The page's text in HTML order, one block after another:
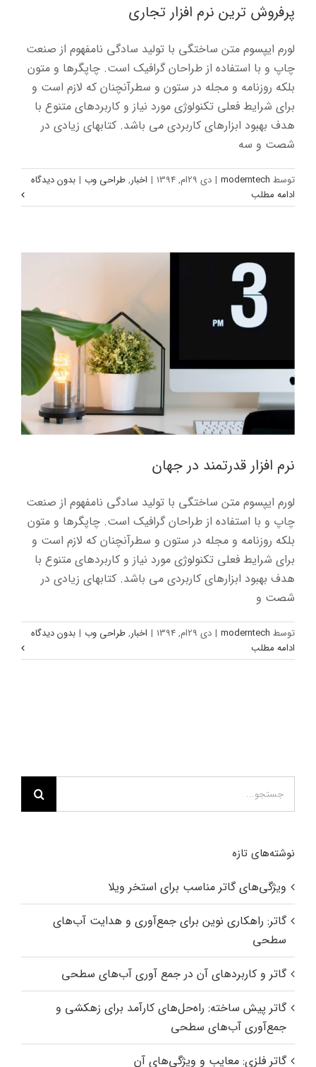
پرفروش ترین نرم افزار تجاری
لورم ایپسوم متن ساختگی با تولید سادگی نامفهوم از صنعت
چاپ و با استفاده از طراحان گرافیک است. چاپگرها و متون
بلکه روزنامه و مجله در ستون و سطرآنچنان که لازم است و
برای شرایط فعلی تکنولوژی مورد نیاز و کاربردهای متنوع با
هدف بهبود ابزارهای کاربردی می باشد. کتابهای زیادی در
شصت و سه
توسط moderntech
| دی 29ام, 1394 | اخبار,طراحی وب | بدون دیدگاه
ادامه مطلب
نرم افزار قدرتمند در جهان
اخبار طراحی وب
نرم افزار قدرتمند در جهان
لورم ایپسوم متن ساختگی با تولید سادگی نامفهوم از صنعت
چاپ و با استفاده از طراحان گرافیک است. چاپگرها و متون
بلکه روزنامه و مجله در ستون و سطرآنچنان که لازم است و
برای شرایط فعلی تکنولوژی مورد نیاز و کاربردهای متنوع با
هدف بهبود ابزارهای کاربردی می باشد. کتابهای زیادی در
شصت و
توسط moderntech
| دی 29ام, 1394 | اخبار,طراحی وب | بدون دیدگاه
ادامه مطلب
برای:
نوشته‌های تازه
ویژگی‌های گاتر مناسب برای استخر ویلا
گاتر: راهکاری نوین برای جمع‌آوری و هدایت آب‌های
سطحی
گاتر و کاربردهای آن در جمع آوری آب‌های سطحی
گاتر پیش ساخته: راه‌حل‌های کارآمد برای زهکشی و
جمع‌آوری آب‌های سطحی
گاتر فلزی: معایب و ویژگی‌های آن